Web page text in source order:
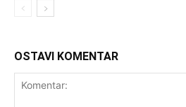
OSTAVI KOMENTAR